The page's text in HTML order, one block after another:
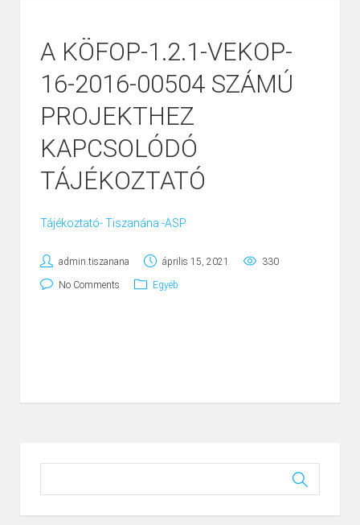
A KÖFOP-1.2.1-VEKOP-
16-2016-00504 SZÁMÚ
PROJEKTHEZ
KAPCSOLÓDÓ
TÁJÉKOZTATÓ
Tájékoztató- Tiszanána -ASP
admin.tiszanana április 15, 2021 330
No Comments Egyéb